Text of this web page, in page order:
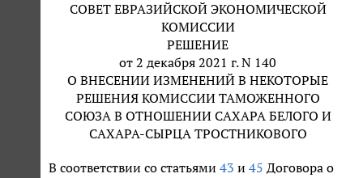
СОВЕТ ЕВРАЗИЙСКОЙ ЭКОНОМИЧЕСКОЙ
КОМИССИИ
РЕШЕНИЕ
от 2 декабря 2021 г. N 140
О ВНЕСЕНИИ ИЗМЕНЕНИЙ В НЕКОТОРЫЕ
РЕШЕНИЯ КОМИССИИ ТАМОЖЕННОГО
СОЮЗА В ОТНОШЕНИИ САХАРА БЕЛОГО И
САХАРА-СЫРЦА ТРОСТНИКОВОГО
В соответствии со статьями 43 и 45 Договора о